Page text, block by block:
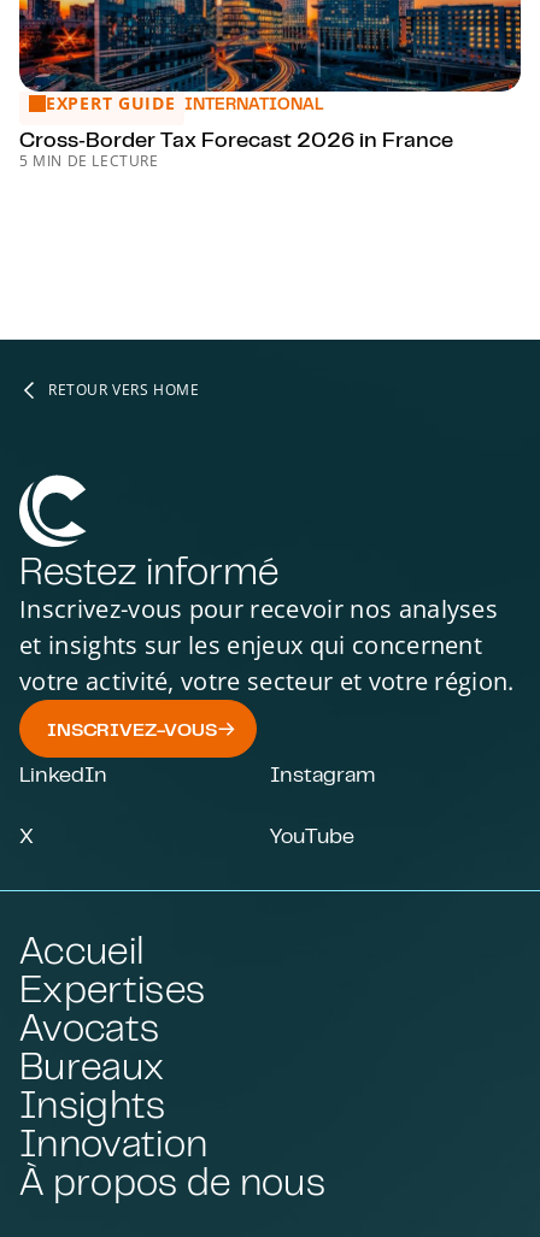
Cross‑Border Tax Forecast 2026 in France
EXPERT GUIDE INTERNATIONAL
Cross‑Border Tax Forecast 2026 in France
5 MIN DE LECTURE
RETOUR VERS HOME
Restez informé
Inscrivez-vous pour recevoir nos analyses
et insights sur les enjeux qui concernent
votre activité, votre secteur et votre région.
INSCRIVEZ-VOUS
LinkedIn Instagram
X YouTube
Accueil
Expertises
Avocats
Bureaux
Insights
Innovation
À propos de nous